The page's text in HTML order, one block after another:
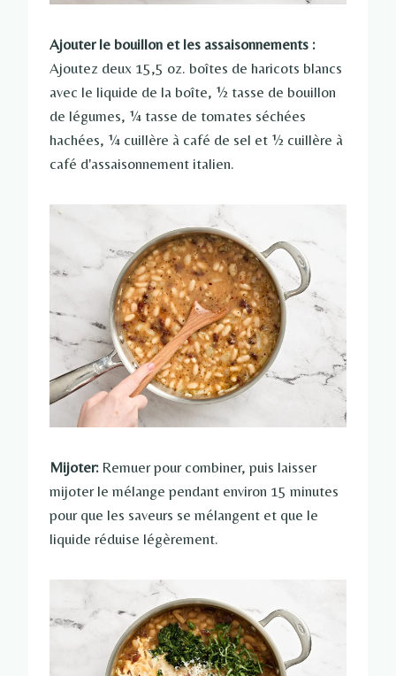
Ajouter le bouillon et les assaisonnements :
Ajoutez deux 15,5 oz. boîtes de haricots blancs
avec le liquide de la boîte, ½ tasse de bouillon
de légumes, ¼ tasse de tomates séchées
hachées, ¼ cuillère à café de sel et ½ cuillère à
café d'assaisonnement italien.
Mijoter:Remuer pour combiner, puis laisser
mijoter le mélange pendant environ 15 minutes
pour que les saveurs se mélangent et que le
liquide réduise légèrement.